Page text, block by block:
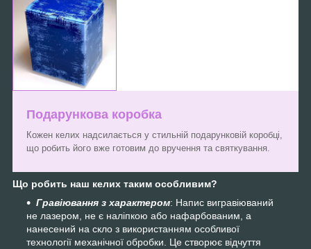
Подарункова коробка
Кожен келих надсилається у стильній подарунковій коробці,
що робить його вже готовим до вручення та святкування.
Що робить наш келих таким особливим?
Гравіювання з характером: Напис вигравіюваний
не лазером, не є наліпкою або нафарбованим, а
нанесений на скло з використанням особливої
технології механічної обробки. Це створює відчуття